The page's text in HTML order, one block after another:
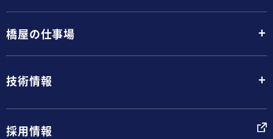
橋屋の仕事場 +
技術情報 +
採用情報